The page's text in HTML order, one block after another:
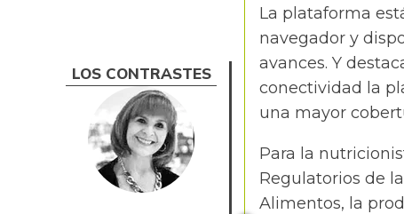
La plataforma
navegador y
avances. Y
conectividad la
una mayor
LOS CONTRASTES
Para la
Regulatorios de
Alimentos, la